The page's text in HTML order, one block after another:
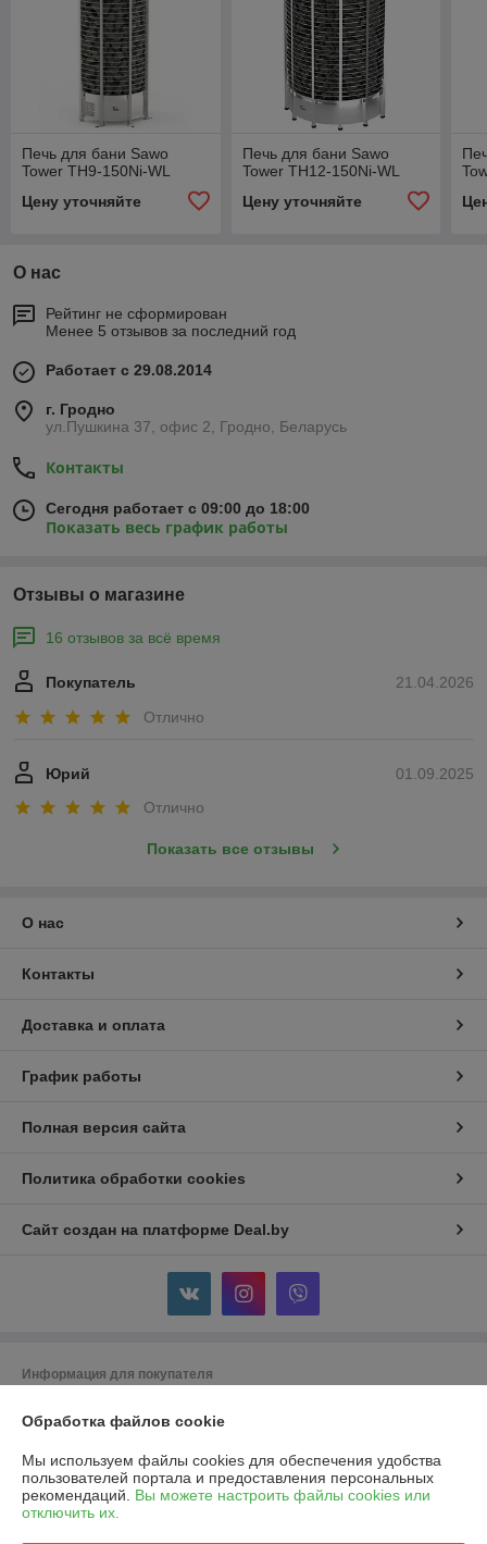
Печь для бани Sawo
Tower TH9-150Ni-WL
Цену уточняйте
Печь для бани Sawo
Tower TH12-150Ni-WL
Цену уточняйте
О нас
Рейтинг не сформирован
Менее 5 отзывов за последний год
Работает с 29.08.2014
г. Гродно
ул.Пушкина 37, офис 2, Гродно, Беларусь
Контакты
Сегодня работает с 09:00 до 18:00
Показать весь график работы
Отзывы о магазине
16 отзывов за всё время
21.04.2026
Покупатель
Отлично
01.09.2025
Юрий
Отлично
Показать все отзывы
О нас
Контакты
Доставка и оплата
График работы
Полная версия сайта
Политика обработки cookies
Сайт создан на платформе Deal.by
Информация для покупателя
г.ГРОДНО, ул.ЛИДСКАЯ, дом 15 А, 230025, РЕСПУБЛИКА БЕЛАРУСЬ,
Регистрационный номер ЕГР: 591048432
УНП: 591048432
Обработка файлов cookie
Мы используем файлы cookies для обеспечения удобства
пользователей портала и предоставления персональных
рекомендаций. Вы можете настроить файлы cookies или
отключить их.